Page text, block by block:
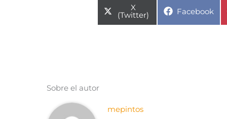
Compartir
en
X
(Twitter) Compartir
Facebook
Sobre el autor
mepintos